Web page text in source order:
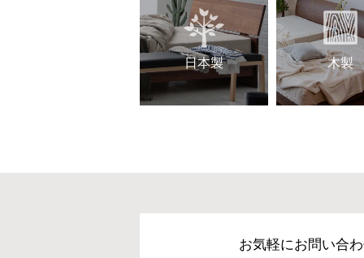
日本製 木製
お気軽にお問い合